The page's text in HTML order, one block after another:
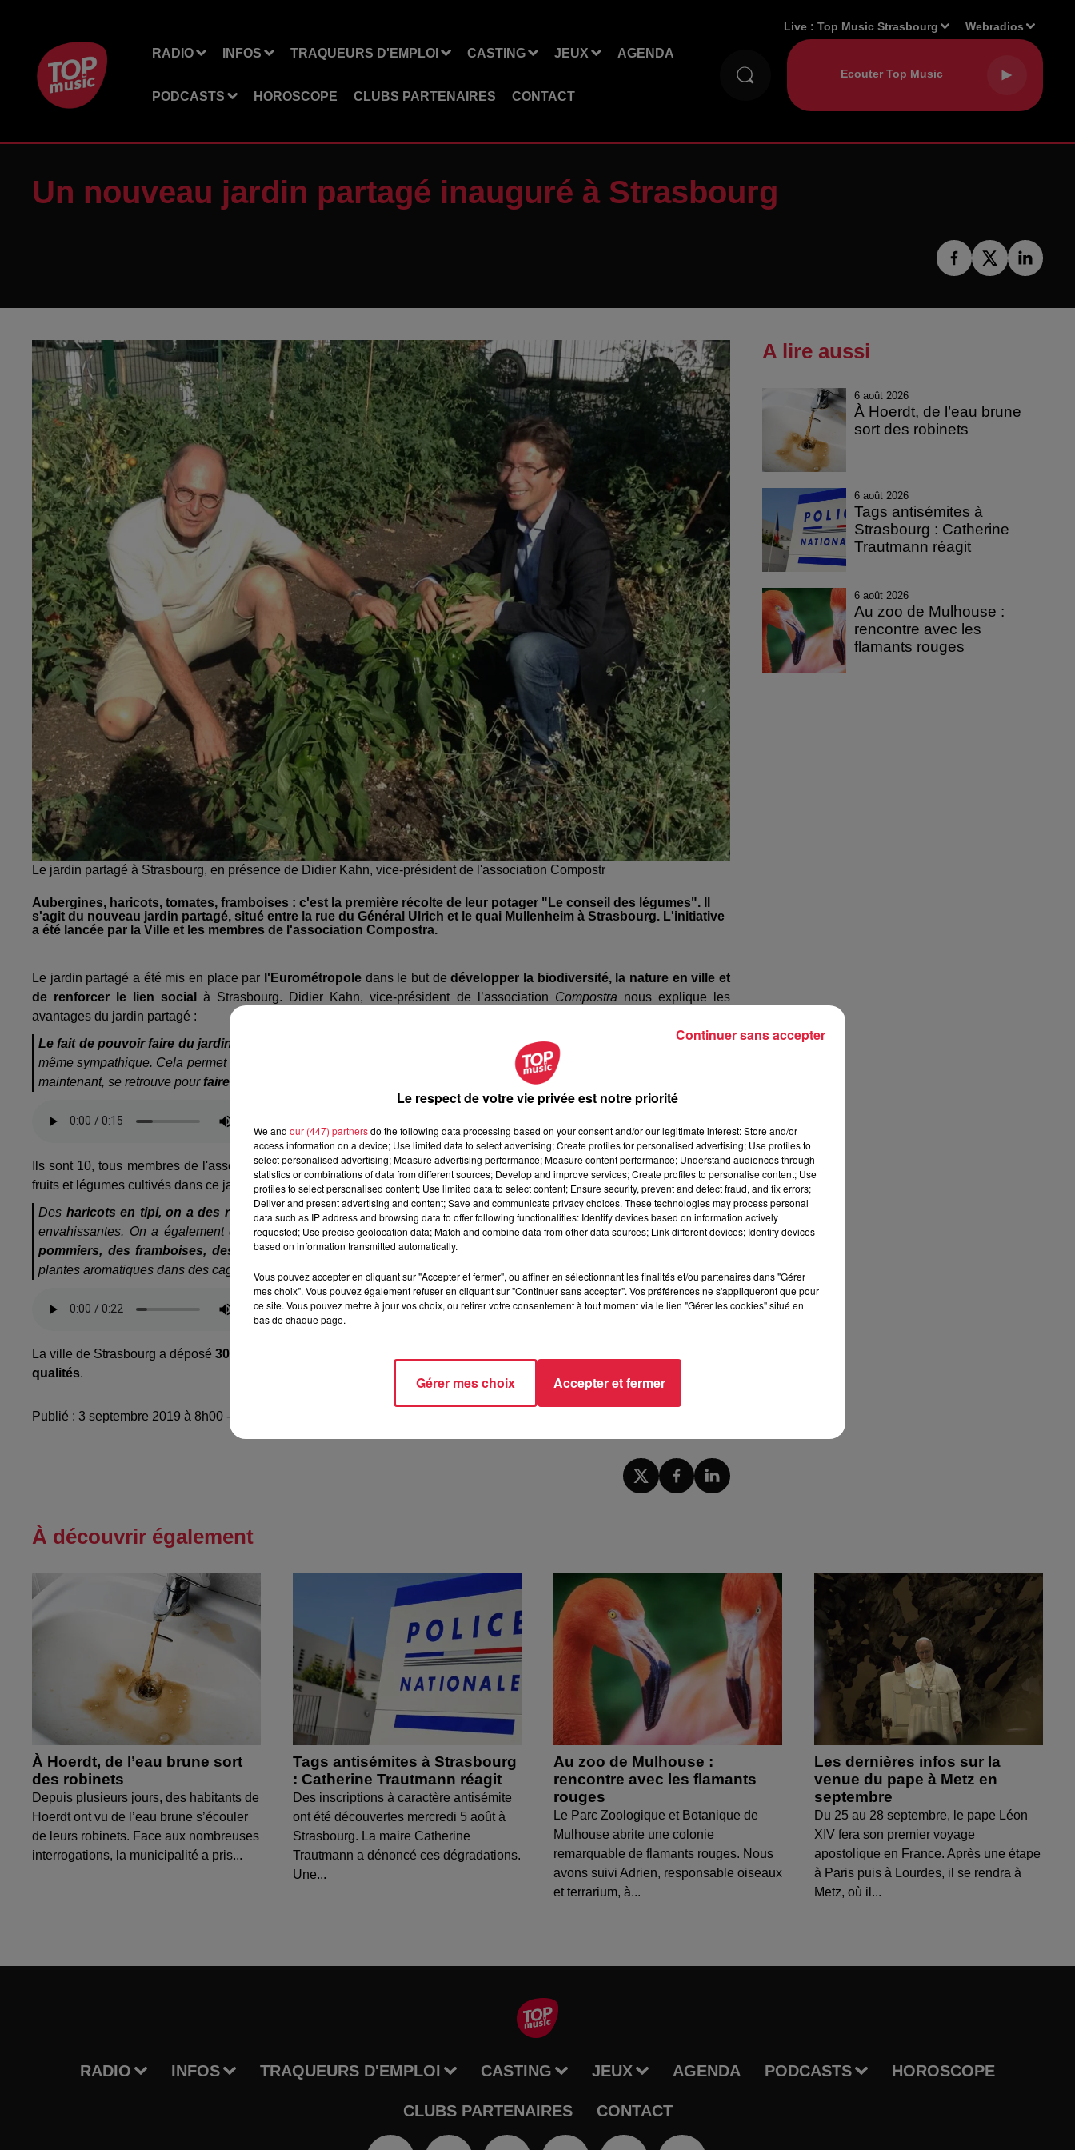
RADIO INFOS TRAQUEURS D'EMPLOI CASTING JEUX AGENDA
PODCASTS HOROSCOPE CLUBS PARTENAIRES CONTACT
Live :Top Music Strasbourg Webradios
Un nouveau jardin partagé inauguré à Strasbourg
Le jardin partagé à Strasbourg, en présence de Didier Kahn, vice-président de l'association Compostr
Aubergines, haricots, tomates, framboises : c'est la première récolte de leur potager "Le conseil des légumes". Il
s'agit du nouveau jardin partagé, situé entre la rue du Général Ulrich et le quai Mullenheim à Strasbourg. L'initiative
a été lancée par la Ville et les membres de l'association Compostra.
Le jardin partagé a été mis en place par l'Eurométropoledans le but dedévelopper la biodiversité, la nature en ville et
de renforcer le lien social
à Strasbourg. Didier Kahn, vice-président de l’association Compostra nous explique les
avantages du jardin partagé :
Le fait de pouvoir faire du jardinage à côté de chez soi
, en quartier résidentiel à l'Orangerie de Strasbourg, c'est quand
même sympathique. Cela permet aussi
, c'est valorisant. Puis le groupe qui s'est constitué
maintenant, se retrouve pour faire des petits pique-niques dans le jardin
Ils sont 10, tous membres de l'associationCompostra , à cultiver et récolter les plantations. Didier Kahn nous présente les
fruits et légumes cultivés dans ce jardin :
Des haricots en tipi, on a des radis blanc, des tomates cerises . On a toute une série de courgettes qui sont un peu
envahissantes. On a également de très jolies petites aubergines et puis des pastèques. On a aussi des mûriers,des
pommiers, des framboises, des groseilles. On a planté à l'ombre, des betteraves et autour de l'arbre on a mis des
plantes aromatiques dans des cagettes.
La ville de Strasbourg a déposé 30 cm de compost
qualités.
Publié : 3 septembre 2019 à 8h00 - Modifié : 30 octobre 2025 à 16h48 Rédaction
A lire aussi
6 août 2026
À Hoerdt, de l’eau brune
sort des robinets
6 août 2026
Tags antisémites à
Strasbourg : Catherine
Trautmann réagit
6 août 2026
Au zoo de Mulhouse :
rencontre avec les
flamants rouges
À découvrir également
À Hoerdt, de l’eau brune sort
des robinets
Depuis plusieurs jours, des habitants de
Hoerdt ont vu de l’eau brune s’écouler
de leurs robinets. Face aux nombreuses
interrogations, la municipalité a pris...
Tags antisémites à Strasbourg
: Catherine Trautmann réagit
Des inscriptions à caractère antisémite
ont été découvertes mercredi 5 août à
Strasbourg. La maire Catherine
Trautmann a dénoncé ces dégradations.
Une...
Au zoo de Mulhouse :
rencontre avec les flamants
rouges
Le Parc Zoologique et Botanique de
Mulhouse abrite une colonie
remarquable de flamants rouges. Nous
avons suivi Adrien, responsable oiseaux
et terrarium, à...
Les dernières infos sur la
venue du pape à Metz en
septembre
Du 25 au 28 septembre, le pape Léon
XIV fera son premier voyage
apostolique en France. Après une étape
à Paris puis à Lourdes, il se rendra à
Metz, où il...
RADIO INFOS TRAQUEURS D'EMPLOI CASTING JEUX AGENDA PODCASTS HOROSCOPE
CLUBS PARTENAIRES CONTACT
Le respect de votre vie privée est notre priorité
We and our (447) partnersdo the following data processing based on your consent and/or our legitimate interest: Store and/or
access information on a device; Use limited data to select advertising; Create profiles for personalised advertising; Use profiles to
select personalised advertising; Measure advertising performance; Measure content performance; Understand audiences through
statistics or combinations of data from different sources; Develop and improve services; Create profiles to personalise content; Use
profiles to select personalised content; Use limited data to select content; Ensure security, prevent and detect fraud, and fix errors;
Deliver and present advertising and content; Save and communicate privacy choices. These technologies may process personal
data such as IP address and browsing data to offer following functionalities: Identify devices based on information actively
requested; Use precise geolocation data; Match and combine data from other data sources; Link different devices; Identify devices
based on information transmitted automatically.
Vous pouvez accepter en cliquant sur "Accepter et fermer", ou affiner en sélectionnant les finalités et/ou partenaires dans "Gérer
mes choix". Vous pouvez également refuser en cliquant sur "Continuer sans accepter". Vos préférences ne s'appliqueront que pour
ce site. Vous pouvez mettre à jour vos choix, ou retirer votre consentement à tout moment via le lien "Gérer les cookies" situé en
bas de chaque page.
Gérer mes choix Accepter et fermer
Continuer sans accepter